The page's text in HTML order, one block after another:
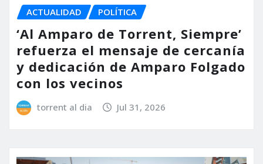
ACTUALIDAD POLÍTICA
‘Al Amparo de Torrent, Siempre’
refuerza el mensaje de cercanía
y dedicación de Amparo Folgado
con los vecinos
torrent al dia Jul 31, 2026